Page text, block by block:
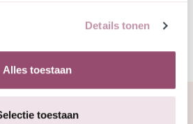
Details tonen
Alles toestaan
toestaan